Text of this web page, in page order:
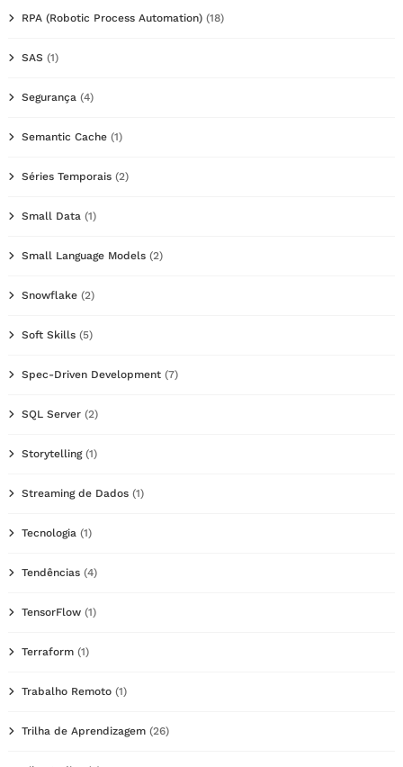
RPA (Robotic Process Automation) (18)
SAS (1)
Segurança (4)
Semantic Cache (1)
Séries Temporais (2)
Small Data (1)
Small Language Models (2)
Snowflake (2)
Soft Skills (5)
Spec-Driven Development (7)
SQL Server (2)
Storytelling(1)
Streaming de Dados (1)
Tecnologia (1)
Tendências (4)
TensorFlow (1)
Terraform (1)
Trabalho Remoto (1)
Trilha de Aprendizagem (26)